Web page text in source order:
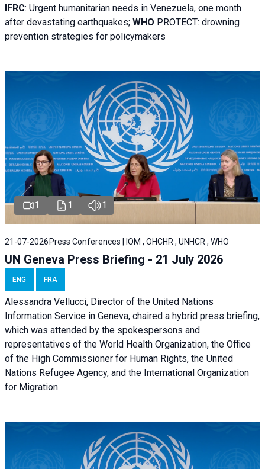
IFRC: Urgent humanitarian needs in Venezuela, one month
after devastating earthquakes; WHO PROTECT: drowning
prevention strategies for policymakers
1 1 1
21-07-2026 Press Conferences | IOM , OHCHR , UNHCR , WHO
UN Geneva Press Briefing - 21 July 2026
ENG FRA
Alessandra Vellucci, Director of the United Nations
Information Service in Geneva, chaired a hybrid press briefing,
which was attended by the spokespersons and
representatives of the World Health Organization, the Office
of the High Commissioner for Human Rights, the United
Nations Refugee Agency, and the International Organization
for Migration.